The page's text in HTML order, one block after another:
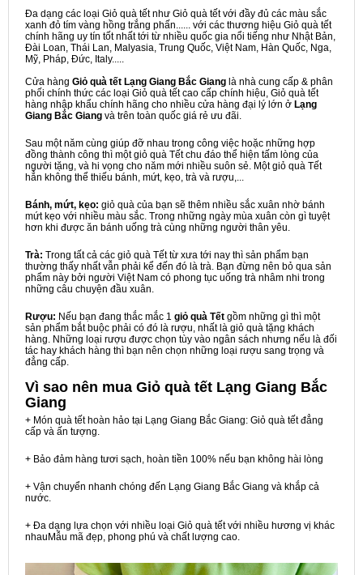
Đa dạng các loại Giỏ quà tết như Giỏ quà tết với đầy đủ các màu sắc
xanh đỏ tím vàng hồng trắng phấn...... với các thương hiệu Giỏ quà tết
chính hãng uy tín tốt nhất tới từ nhiều quốc gia nổi tiếng như Nhật Bản,
Đài Loan, Thái Lan, Malyasia, Trung Quốc, Việt Nam, Hàn Quốc, Nga,
Mỹ, Pháp, Đức, Italy.....
Cửa hàng Giỏ quà tết Lạng Giang Bắc Giang là nhà cung cấp & phân
phối chính thức các loại Giỏ quà tết cao cấp chính hiệu, Giỏ quà tết
hàng nhập khẩu chính hãng cho nhiều cửa hàng đại lý lớn ở Lạng
Giang Bắc Giang và trên toàn quốc giá rẻ ưu đãi.
Sau một năm cùng giúp đỡ nhau trong công việc hoặc những hợp
đồng thành công thì một giỏ quà Tết chu đáo thể hiện tấm lòng của
người tặng, và hi vọng cho năm mới nhiều suôn sẻ. Một giỏ quà Tết
hẳn không thể thiếu bánh, mứt, kẹo, trà và rượu,...
Bánh, mứt, kẹo: giỏ quà của bạn sẽ thêm nhiều sắc xuân nhờ bánh
mứt kẹo với nhiều màu sắc. Trong những ngày mùa xuân còn gì tuyệt
hơn khi được ăn bánh uống trà cùng những người thân yêu.
Trà: Trong tất cả các giỏ quà Tết từ xưa tới nay thì sản phẩm bạn
thường thấy nhất vẫn phải kể đến đó là trà. Bạn đừng nên bỏ qua sản
phẩm này bởi người Việt Nam có phong tục uống trà nhâm nhi trong
những câu chuyện đầu xuân.
Rượu: Nếu bạn đang thắc mắc 1 giỏ quà Tết gồm những gì thì một
sản phẩm bắt buộc phải có đó là rượu, nhất là giỏ quà tặng khách
hàng. Những loại rượu được chọn tùy vào ngân sách nhưng nếu là đối
tác hay khách hàng thì bạn nên chọn những loại rượu sang trọng và
đẳng cấp.
Vì sao nên mua Giỏ quà tết Lạng Giang Bắc
Giang
+ Món quà tết hoàn hảo tại Lạng Giang Bắc Giang: Giỏ quà tết đẳng
cấp và ấn tượng.
+ Bảo đảm hàng tươi sạch, hoàn tiền 100% nếu bạn không hài lòng
+ Vận chuyển nhanh chóng đến Lạng Giang Bắc Giang và khắp cả
nước.
+ Đa dạng lựa chọn với nhiều loại Giỏ quà tết với nhiều hương vị khác
nhauMẫu mã đẹp, phong phú và chất lượng cao.